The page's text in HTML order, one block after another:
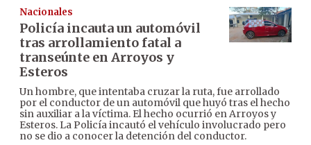
Nacionales
Policía incauta un automóvil
tras arrollamiento fatal a
transeúnte en Arroyos y
Esteros
Un hombre, que intentaba cruzar la ruta, fue arrollado
por el conductor de un automóvil que huyó tras el hecho
sin auxiliar a la víctima. El hecho ocurrió en Arroyos y
Esteros. La Policía incautó el vehículo involucrado pero
no se dio a conocer la detención del conductor.